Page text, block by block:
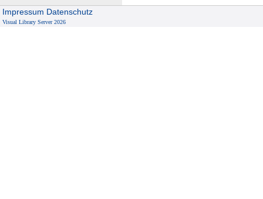
Impressum Datenschutz
Visual Library Server 2026